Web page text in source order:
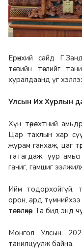
Ерөнхий сайд
төсвийн төслийг
хуралдаанд үг
Улсын Их Хурлын
Хүн төрөлхтний
Цар тахлын хар
журам ганхаж, цаг
татагдаж, уур
гачиг, гамшиг
Ийм тодорхойгүй,
орон, ард
төлөвлөхөөр Та бид
Монгол Улсын
танилцуулж байна.